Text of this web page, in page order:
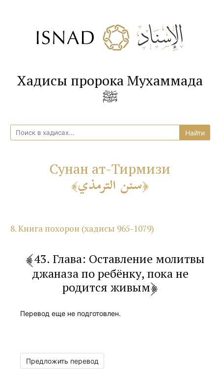
Хадисы пророка Мухаммада
ﷺ
Сунан ат-Тирмизи
سنن الترمذي
8. Книга похорон (хадисы 965-1079)
43. Глава: Оставление молитвы
джаназа по ребёнку, пока не
родится живым
Перевод еще не подготовлен.
Предложить перевод